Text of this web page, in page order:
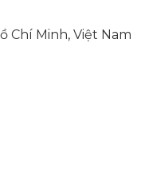
Chí Minh, Việt Nam